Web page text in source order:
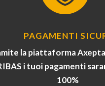
PAGAMENTI
la piattaforma Axepta
i tuoi pagamenti
100%